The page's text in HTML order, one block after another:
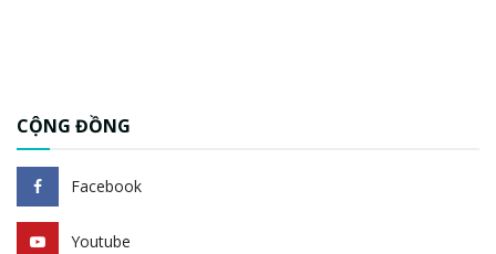
CỘNG ĐỒNG
Facebook
Youtube